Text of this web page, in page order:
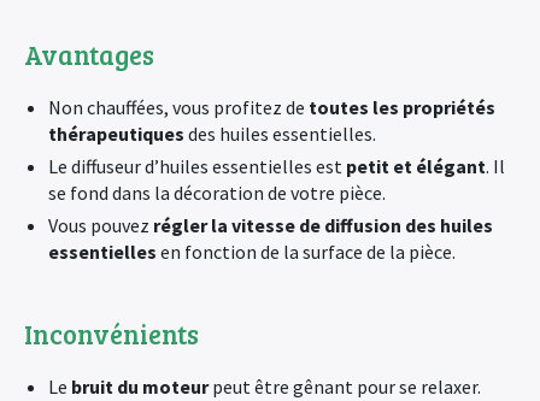
Avantages
Non chauffées, vous profitez de toutes les propriétés
thérapeutiques des huiles essentielles.
Le diffuseur d’huiles essentielles est petit et élégant. Il
se fond dans la décoration de votre pièce.
Vous pouvez régler la vitesse de diffusion des huiles
essentielles en fonction de la surface de la pièce.
Inconvénients
Le bruit du moteurpeut être gênant pour se relaxer.